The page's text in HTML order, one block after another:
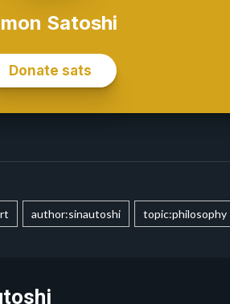
author:sinautoshi topic:philosophy